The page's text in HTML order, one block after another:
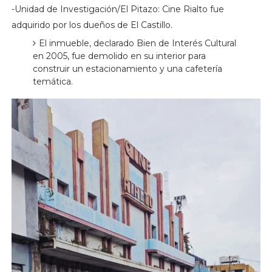
-Unidad de Investigación/El Pitazo: Cine Rialto fue
adquirido por los dueños de El Castillo.
El inmueble, declarado Bien de Interés Cultural
en 2005, fue demolido en su interior para
construir un estacionamiento y una cafetería
temática.